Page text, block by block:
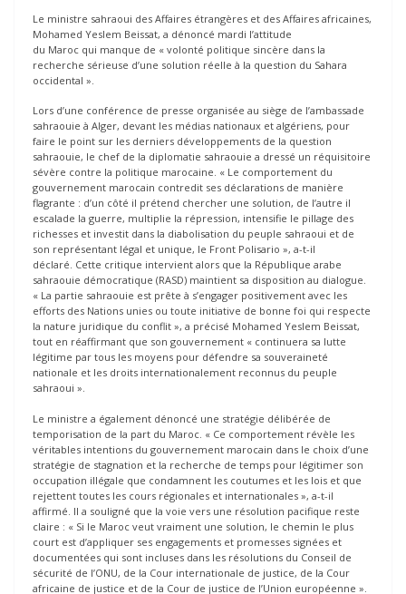
Le ministre sahraoui des Affaires étrangères et des Affaires africaines,
Mohamed Yeslem Beissat, a dénoncé mardi l’attitude
du Maroc qui manque de « volonté politique sincère dans la
recherche sérieuse d’une solution réelle à la question du Sahara
occidental ».
Lors d’une conférence de presse organisée au siège de l’ambassade
sahraouie à Alger, devant les médias nationaux et algériens, pour
faire le point sur les derniers développements de la question
sahraouie, le chef de la diplomatie sahraouie a dressé un réquisitoire
sévère contre la politique marocaine. « Le comportement du
gouvernement marocain contredit ses déclarations de manière
flagrante : d’un côté il prétend chercher une solution, de l’autre il
escalade la guerre, multiplie la répression, intensifie le pillage des
richesses et investit dans la diabolisation du peuple sahraoui et de
son représentant légal et unique, le Front Polisario », a-t-il
déclaré. Cette critique intervient alors que la République arabe
sahraouie démocratique (RASD) maintient sa disposition au dialogue.
« La partie sahraouie est prête à s’engager positivement avec les
efforts des Nations unies ou toute initiative de bonne foi qui respecte
la nature juridique du conflit », a précisé Mohamed Yeslem Beissat,
tout en réaffirmant que son gouvernement « continuera sa lutte
légitime par tous les moyens pour défendre sa souveraineté
nationale et les droits internationalement reconnus du peuple
sahraoui ».
Le ministre a également dénoncé une stratégie délibérée de
temporisation de la part du Maroc. « Ce comportement révèle les
véritables intentions du gouvernement marocain dans le choix d’une
stratégie de stagnation et la recherche de temps pour légitimer son
occupation illégale que condamnent les coutumes et les lois et que
rejettent toutes les cours régionales et internationales », a-t-il
affirmé. Il a souligné que la voie vers une résolution pacifique reste
claire : « Si le Maroc veut vraiment une solution, le chemin le plus
court est d’appliquer ses engagements et promesses signées et
documentées qui sont incluses dans les résolutions du Conseil de
sécurité de l’ONU, de la Cour internationale de justice, de la Cour
africaine de justice et de la Cour de justice de l’Union européenne ».